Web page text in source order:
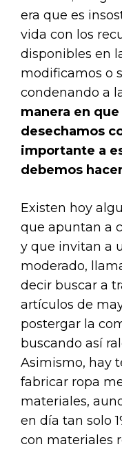
era que es
vida con los
disponibles en
modificamos o
condenando a
manera en
desechamos
importante a
debemos
Existen hoy
que apuntan a
y que invitan a
moderado,
decir buscar a
artículos de
postergar la
buscando así
Asimismo, hay
fabricar ropa
materiales,
en día tan solo
con materiales